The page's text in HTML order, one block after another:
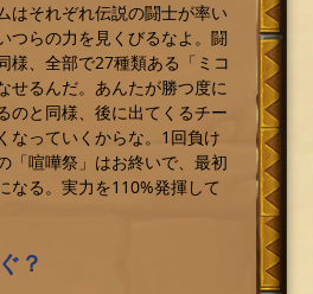
はそれぞれ伝説の闘士が率い
つらの力を見くびるなよ。闘
様、全部で27種類ある「ミコ
せるんだ。あんたが勝つ度に
のと同様、後に出てくるチー
なっていくからな。1回負け
「喧嘩祭」はお終いで、最初
なる。実力を110%発揮して
？